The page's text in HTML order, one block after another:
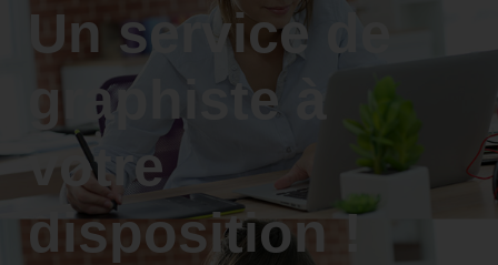
Un service de
graphiste à
votre
disposition !